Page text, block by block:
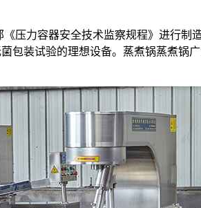
力容器安全技术监察规程》进行制
装试验的理想设备。蒸煮锅蒸煮锅